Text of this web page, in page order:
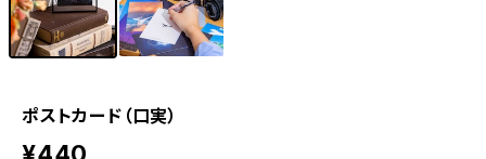
ポストカード（口実）